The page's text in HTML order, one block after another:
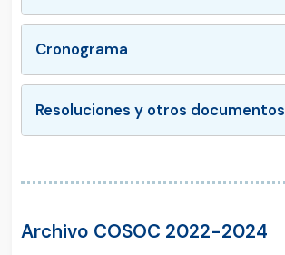
Cronograma
Resoluciones y otros documentos
Archivo COSOC 2022-2024